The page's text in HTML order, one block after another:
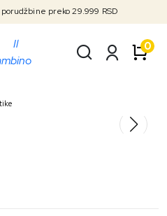
preko 29.999 RSD
0